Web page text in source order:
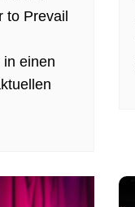
to Prevail
einen